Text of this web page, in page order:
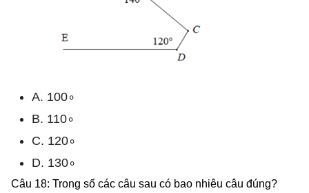
A. 100∘
B. 110∘
C. 120∘
D. 130∘
Câu 18: Trong số các câu sau có bao nhiêu câu đúng?